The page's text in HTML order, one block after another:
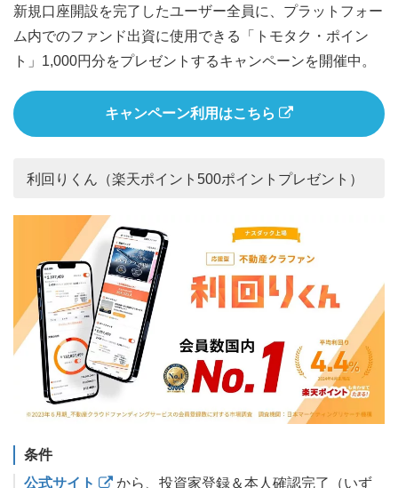
新規口座開設を完了したユーザー全員に、プラットフォー
ム内でのファンド出資に使用できる「トモタク・ポイン
ト」1,000円分をプレゼントするキャンペーンを開催中。
キャンペーン利用はこちら
利回りくん（楽天ポイント500ポイントプレゼント）
条件
公式サイト
から、投資家登録＆本人確認完了（いず